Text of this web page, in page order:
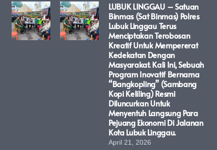
LUBUK LINGGAU – Satuan
Binmas (Sat Binmas) Polres
Lubuk Linggau Terus
Menciptakan Terobosan
Kreatif Untuk Mempererat
Kedekatan Dengan
Masyarakat. Kali Ini, Sebuah
Program Inovatif Bernama
“Bangkopling” (Sambang
Kopi Keliling) Resmi
Diluncurkan Untuk
Menyentuh Langsung Para
Pejuang Ekonomi Di Jalanan
Kota Lubuk Linggau.
April 21, 2026